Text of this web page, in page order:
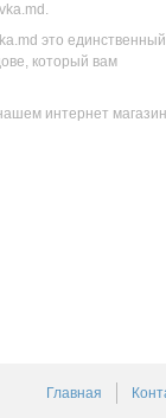
это единственный
который вам
интернет
Главная